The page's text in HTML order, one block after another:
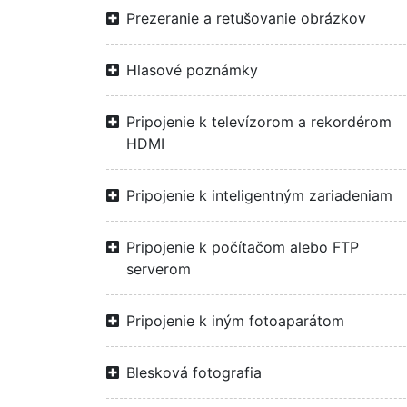
Prezeranie a retušovanie obrázkov
Hlasové poznámky
Pripojenie k televízorom a rekordérom
HDMI
Pripojenie k inteligentným zariadeniam
Pripojenie k počítačom alebo FTP
serverom
Pripojenie k iným fotoaparátom
Blesková fotografia